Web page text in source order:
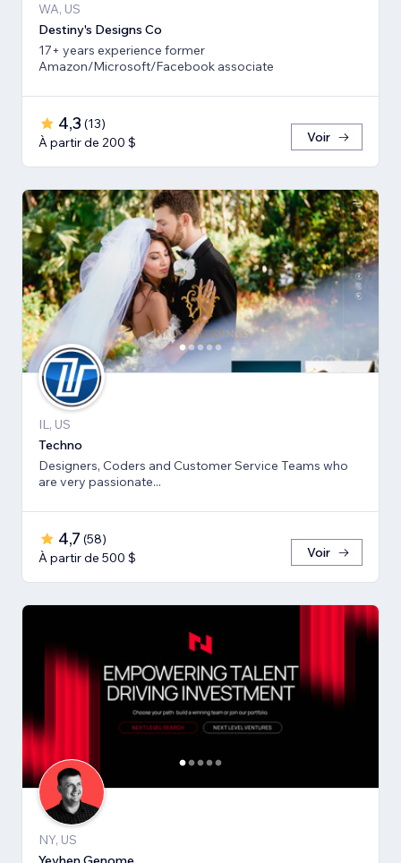
WA, US
Destiny's Designs Co
17+ years experience former
Amazon/Microsoft/Facebook associate
4,3 (13)
À partir de 200 $
Voir
IL, US
Techno
Designers, Coders and Customer Service Teams who
are very passionate...
4,7 (58)
À partir de 500 $
Voir
NY, US